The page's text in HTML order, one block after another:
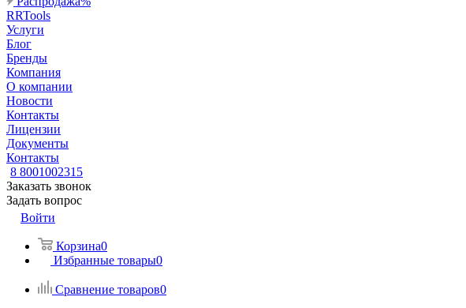
RRTools
Услуги
Блог
Бренды
Компания
О компании
Новости
Контакты
Лицензии
Документы
Контакты
8 8001002315
Заказать звонок
Задать вопрос
Войти
Корзина0
Избранные товары0
Сравнение товаров0